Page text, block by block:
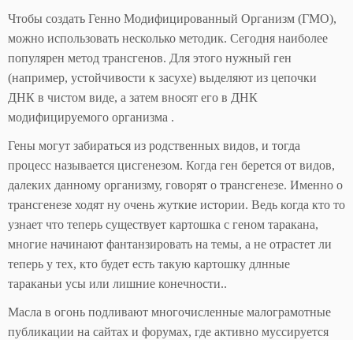
Чтобы создать Генно Модифицированный Организм (ГМО),
можно использовать несколько методик. Сегодня наиболее
популярен метод трансгенов. Для этого нужный ген
(например, устойчивости к засухе) выделяют из цепочки
ДНК в чистом виде, а затем вносят его в ДНК
модифицируемого организма .
Гены могут забираться из родственных видов, и тогда
процесс называется цисгенезом. Когда ген берется от видов,
далеких данному организму, говорят о трансгенезе. Именно о
трансгенезе ходят ну очень жуткие истории. Ведь когда кто то
узнает что теперь существует картошка с геном таракана,
многие начинают фантанзировать на темы, а не отрастет ли
теперь у тех, кто будет есть такую картошку длнные
тараканьи усы или лишние конечности..
Масла в огонь подливают многочисленные малограмотные
публикации на сайтах и форумах, где активно муссируется